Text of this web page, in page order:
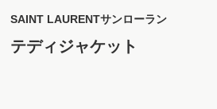
SAINT LAURENTサンローラン
テディジャケット